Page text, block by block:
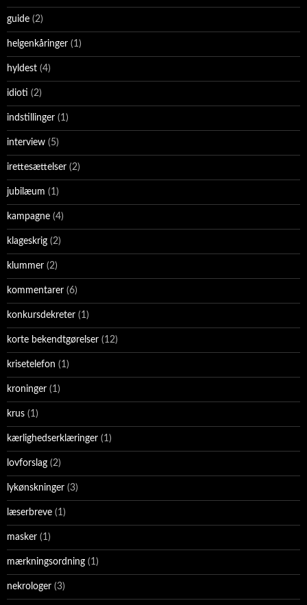
guide (2)
helgenkåringer (1)
hyldest (4)
idioti (2)
indstillinger (1)
interview (5)
irettesættelser (2)
jubilæum (1)
kampagne (4)
klageskrig (2)
klummer (2)
kommentarer (6)
konkursdekreter (1)
korte bekendtgørelser (12)
krisetelefon (1)
kroninger (1)
krus (1)
kærlighedserklæringer (1)
lovforslag (2)
lykønskninger (3)
læserbreve (1)
masker (1)
mærkningsordning (1)
nekrologer (3)